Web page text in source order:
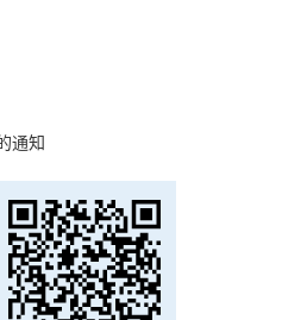
通知